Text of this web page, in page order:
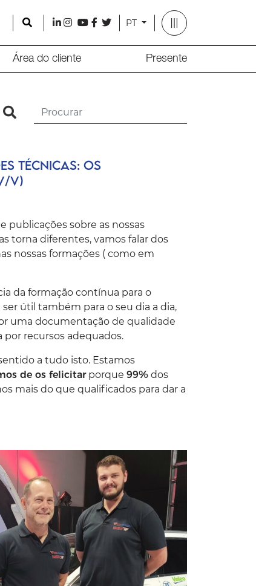
Search
l i y f t PT
Área do cliente Presente
search
técnicas: os
V)
publicações sobre as nossas
torna diferentes, vamos falar dos
nossas formações ( como em
da formação contínua para o
ser útil também para o seu dia a dia,
uma documentação de qualidade
por recursos adequados.
a tudo isto. Estamos
de os felicitarporque 99% dos
mais do que qualificados para dar a